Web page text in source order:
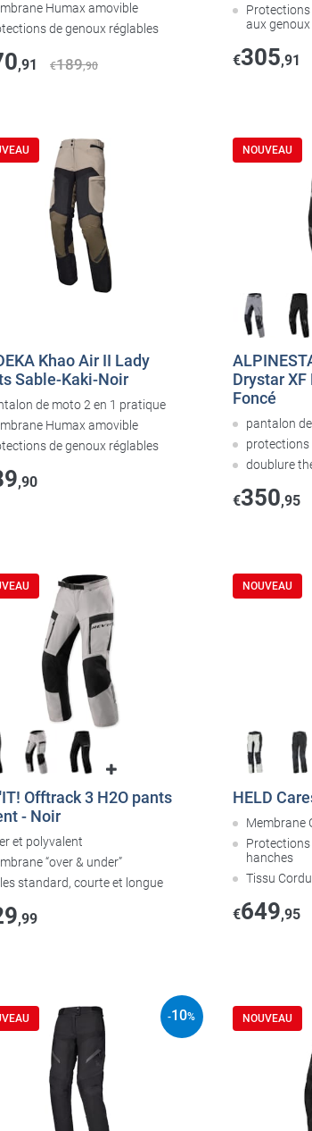
Humax amovible
de genoux réglables
,91 €189,90
Protections
aux genoux
€305,91
Khao Air II Lady
Sable-Kaki-Noir
de moto 2 en 1 pratique
Humax amovible
de genoux réglables
,90
NOUVEAU
Drystar
Foncé
pantalon
protections
doublure
€350,95
Offtrack 3 H2O pants
- Noir
et polyvalent
“over & under”
standard, courte et longue
,99
NOUVEAU
HELD
Membrane
Protections
hanches
Tissu
€649,95
-10% NOUVEAU